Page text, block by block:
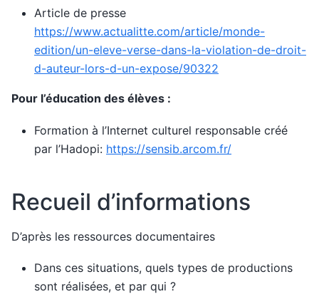
Article de presse
https://www.actualitte.com/article/monde-
edition/un-eleve-verse-dans-la-violation-de-droit-
d-auteur-lors-d-un-expose/90322
Pour l’éducation des élèves :
Formation à l’Internet culturel responsable créé
par l’Hadopi: https://sensib.arcom.fr/
Recueil d’informations
D’après les ressources documentaires
Dans ces situations, quels types de productions
sont réalisées, et par qui ?